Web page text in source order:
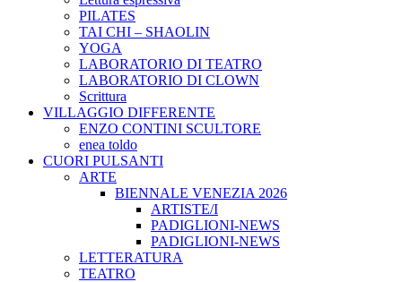
PILATES
TAI CHI – SHAOLIN
YOGA
LABORATORIO DI TEATRO
LABORATORIO DI CLOWN
Scrittura
VILLAGGIO DIFFERENTE
ENZO CONTINI SCULTORE
enea toldo
CUORI PULSANTI
ARTE
BIENNALE VENEZIA 2026
ARTISTE/I
PADIGLIONI-NEWS
PADIGLIONI-NEWS
LETTERATURA
TEATRO